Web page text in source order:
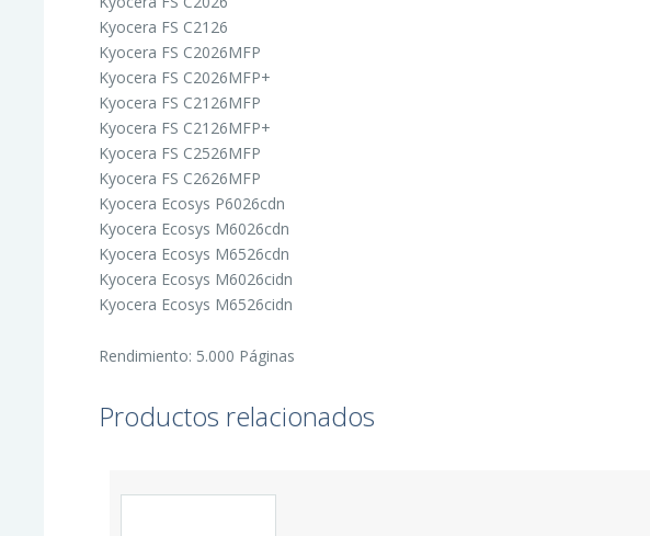
Kyocera FS C2126
Kyocera FS C2026MFP
Kyocera FS C2026MFP+
Kyocera FS C2126MFP
Kyocera FS C2126MFP+
Kyocera FS C2526MFP
Kyocera FS C2626MFP
Kyocera Ecosys P6026cdn
Kyocera Ecosys M6026cdn
Kyocera Ecosys M6526cdn
Kyocera Ecosys M6026cidn
Kyocera Ecosys M6526cidn
Rendimiento: 5.000 Páginas
Productos relacionados